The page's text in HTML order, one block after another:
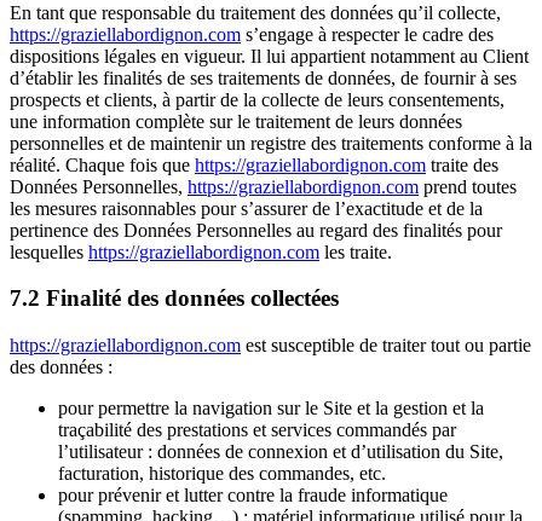
En tant que responsable du traitement des données qu’il collecte,
https://graziellabordignon.com s’engage à respecter le cadre des
dispositions légales en vigueur. Il lui appartient notamment au Client
d’établir les finalités de ses traitements de données, de fournir à ses
prospects et clients, à partir de la collecte de leurs consentements,
une information complète sur le traitement de leurs données
personnelles et de maintenir un registre des traitements conforme à la
réalité. Chaque fois que https://graziellabordignon.com traite des
Données Personnelles, https://graziellabordignon.com prend toutes
les mesures raisonnables pour s’assurer de l’exactitude et de la
pertinence des Données Personnelles au regard des finalités pour
lesquelles https://graziellabordignon.com les traite.
7.2 Finalité des données collectées
https://graziellabordignon.com est susceptible de traiter tout ou partie
des données :
pour permettre la navigation sur le Site et la gestion et la
traçabilité des prestations et services commandés par
l’utilisateur : données de connexion et d’utilisation du Site,
facturation, historique des commandes, etc.
pour prévenir et lutter contre la fraude informatique
(spamming, hacking…) : matériel informatique utilisé pour la